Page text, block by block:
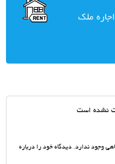
نشده است
وجود ندارد. دیدگاه خود را درباره